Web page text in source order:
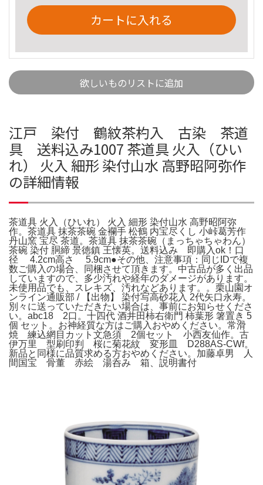
カートに入れる
欲しいものリストに追加
江戸 染付 鶴紋茶杓入 古染 茶道
具 送料込み1007 茶道具 火入（ひい
れ） 火入 細形 染付山水 高野昭阿弥作
の詳細情報
茶道具 火入（ひいれ） 火入 細形 染付山水 高野昭阿弥
作。茶道具 抹茶茶碗 金襴手 松鶴 内宝尽くし 小峠葛芳作
丹山窯 宝尽 茶道。茶道具 抹茶茶碗（まっちゃちゃわん）
茶碗 染付 胴締 景徳鎮 王懐英。送料込み 即購入ok！口
径 4.2cm高さ 5.9cm●その他、注意事項：同じIDで複
数ご購入の場合、同梱させて頂きます。中古品が多く出品
していますので、多少汚れや経年のダメージがあります。
未使用品でも、スレキズ、汚れなどあります。。栗山園オ
ンライン通販部 / 【出物】 染付写高砂花入 2代矢口永寿。
別々に送っていただきたい場合は、事前にお知らせくださ
い。abc18 2口。十四代 酒井田柿右衛門 柿葉形 箸置き 5
個 セット。お神経質な方はご購入おやめください。常滑
焼 練込網目カット文急須 2個セット 小西友仙作。古
伊万里 型刷印判 桜に菊花紋 変形皿 D288AS-CWf。
新品と同様に品質求める方おやめください。加藤卓男 人
間国宝 骨董 赤絵 湯呑み 箱、説明書付